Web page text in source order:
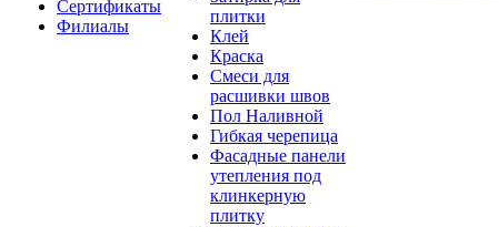
Сертификаты
Филиалы
плитки
Клей
Краска
Смеси для
расшивки швов
Пол Наливной
Гибкая черепица
Фасадные панели
утепления под
клинкерную
плитку